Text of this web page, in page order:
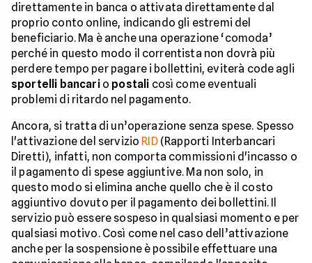
direttamente in banca o attivata direttamente dal
proprio conto online, indicando gli estremi del
beneficiario. Ma è anche una operazione ‘comoda’
perché in questo modo il correntista non dovrà più
perdere tempo per pagare i bollettini, eviterà code agli
sportelli bancario postali così come eventuali
problemi di ritardo nel pagamento.
Ancora, si tratta di un’operazione senza spese. Spesso
l'attivazione del servizio RID(Rapporti Interbancari
Diretti), infatti, non comporta commissioni d'incasso o
il pagamento di spese aggiuntive. Ma non solo, in
questo modo si elimina anche quello che è il costo
aggiuntivo dovuto per il pagamento dei bollettini. Il
servizio può essere sospeso in qualsiasi momento e per
qualsiasi motivo. Così come nel caso dell’attivazione
anche per la sospensione è possibile effettuare una